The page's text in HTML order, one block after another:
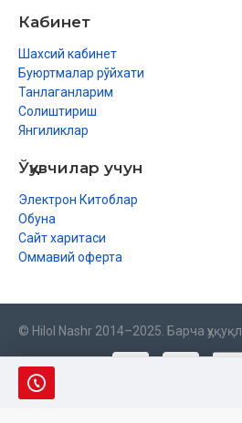
Кабинет
Шахсий кабинет
Буюртмалар рўйхати
Танлаганларим
Солиштириш
Янгиликлар
Ўқувчилар учун
Электрон Китоблар
Обуна
Сайт харитаси
Оммавий оферта
© Hilol Nashr 2014–2025. Барча